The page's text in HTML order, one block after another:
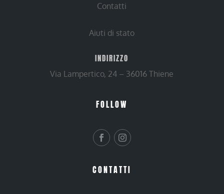
Contatti
Aiuti di stato
INDIRIZZO
Via Lampertico, 24 – 36016 Thiene
FOLLOW
CONTATTI